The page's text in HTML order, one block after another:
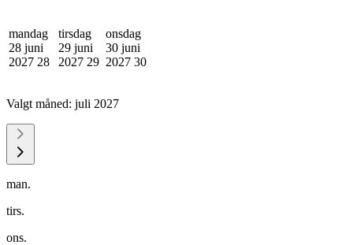
mandag
28 juni
2027 28
tirsdag
29 juni
2027 29
onsdag
30 juni
2027 30
Valgt måned: juli 2027
man.
tirs.
ons.